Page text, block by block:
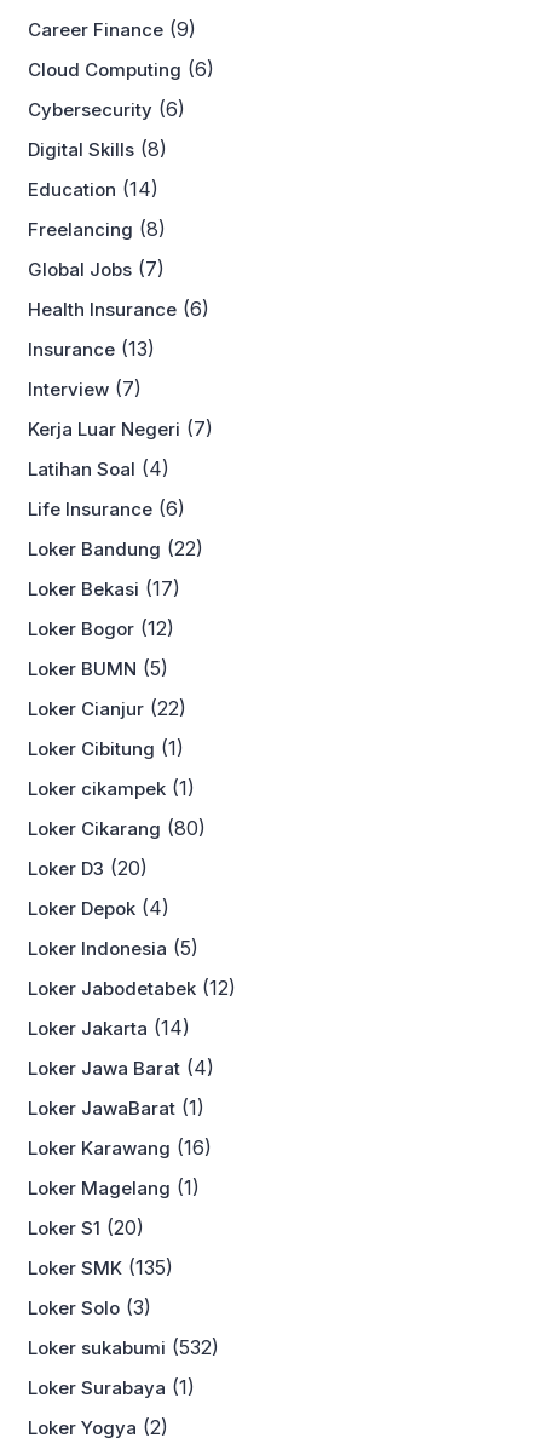
Career Finance (9)
Cloud Computing (6)
Cybersecurity (6)
Digital Skills (8)
Education (14)
Freelancing (8)
Global Jobs (7)
Health Insurance (6)
Insurance (13)
Interview (7)
Kerja Luar Negeri (7)
Latihan Soal (4)
Life Insurance (6)
Loker Bandung (22)
Loker Bekasi (17)
Loker Bogor (12)
Loker BUMN (5)
Loker Cianjur (22)
Loker Cibitung (1)
Loker cikampek (1)
Loker Cikarang (80)
Loker D3 (20)
Loker Depok (4)
Loker Indonesia (5)
Loker Jabodetabek (12)
Loker Jakarta (14)
Loker Jawa Barat (4)
Loker JawaBarat (1)
Loker Karawang (16)
Loker Magelang (1)
Loker S1 (20)
Loker SMK (135)
Loker Solo (3)
Loker sukabumi (532)
Loker Surabaya (1)
Loker Yogya (2)